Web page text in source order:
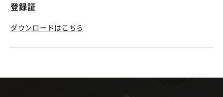
登録証
ダウンロードはこちら